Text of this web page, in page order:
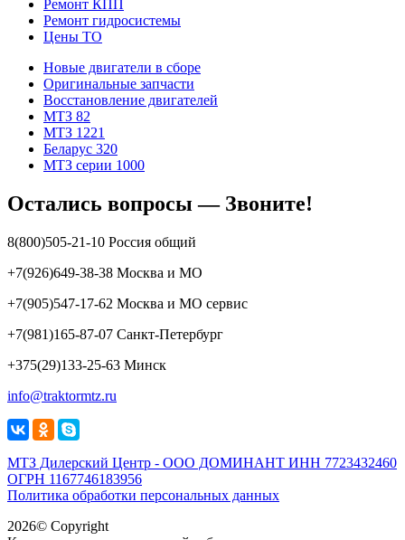
Ремонт КПП
Ремонт гидросистемы
Цены ТО
Новые двигатели в сборе
Оригинальные запчасти
Восстановление двигателей
МТЗ 82
МТЗ 1221
Беларус 320
МТЗ серии 1000
Остались вопросы — Звоните!
8(800)505-21-10 Россия общий
+7(926)649-38-38 Москва и МО
+7(905)547-17-62 Москва и МО сервис
+7(981)165-87-07 Санкт-Петербург
+375(29)133-25-63 Минск
info@traktormtz.ru
МТЗ Дилерский Центр - ООО ДОМИНАНТ ИНН 7723432460
ОГРН 1167746183956
Политика обработки персональных данных
2026© Copyright